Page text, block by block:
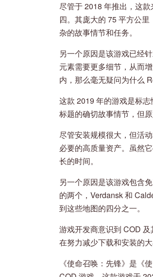
尽管于 2018 年推出，这
四。其庞大的 75 平方公
杂的故事情节和任务。
另一个原因是该游戏已经
元素需要更多细节，从而
内，那么毫无疑问为什么
这款 2019 年的游戏是标
标题的确切故事情节，但
尽管安装规模很大，但活
必要的高质量资产。虽然
长的时间。
另一个原因是该游戏包含
的两个，Verdansk 和
到这些地图的四分之一。
游戏开发商意识到 COD
在努力减少下载和安装的
《使命召唤：先锋》是《